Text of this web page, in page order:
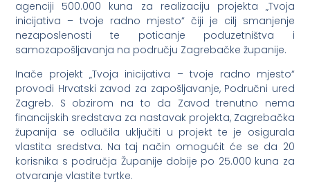
agenciji 500.000 kuna za realizaciju projekta „Tvoja
inicijativa – tvoje radno mjesto“ čiji je cilj smanjenje
nezaposlenosti te poticanje poduzetništva i
samozapošljavanja na području Zagrebačke županije.
Inače projekt „Tvoja inicijativa – tvoje radno mjesto“
provodi Hrvatski zavod za zapošljavanje, Područni ured
Zagreb. S obzirom na to da Zavod trenutno nema
financijskih sredstava za nastavak projekta, Zagrebačka
županija se odlučila uključiti u projekt te je osigurala
vlastita sredstva. Na taj način omogućit će se da 20
korisnika s područja Županije dobije po 25.000 kuna za
otvaranje vlastite tvrtke.